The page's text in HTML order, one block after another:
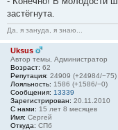
застёгнута.
Да, я зануда, я знаю...
Uksus
Автор темы, Администратор
Возраст: 62
Репутация: 24909 (+24984/−75)
Лояльность: 1586 (+1586/−0)
Сообщения: 13339
Зарегистрирован: 20.11.2010
С нами: 15 лет 8 месяцев
Имя: Сергей
Откуда: СПб